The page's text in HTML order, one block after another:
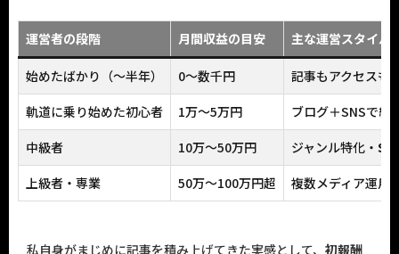
運営者の段階 月間収益の目安 主な運営スタイル
始めたばかり（〜半年） 0〜数千円
記事もアクセスも
軌道に乗り始めた初心者
1万〜5万円
ブログ＋SNSで継
中級者
10万〜50万円 ジャンル特化・
上級者・専業
50万〜100万円超 複数メディア運用
私自身がまじめに記事を積み上げてきた実感として、 初報酬